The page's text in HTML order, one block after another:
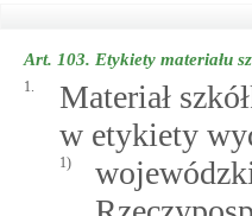
Art. 103. Etykiety materiału
1.
Materiał
w etykiety
1)